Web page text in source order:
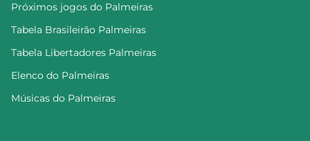
Próximos jogos do Palmeiras
Tabela Brasileirão Palmeiras
Tabela Libertadores Palmeiras
Elenco do Palmeiras
Músicas do Palmeiras